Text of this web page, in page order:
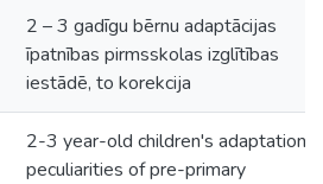
2 – 3 gadīgu bērnu adaptācijas
īpatnības pirmsskolas izglītības
iestādē, to korekcija
2-3 year-old children's adaptation
peculiarities of pre-primary